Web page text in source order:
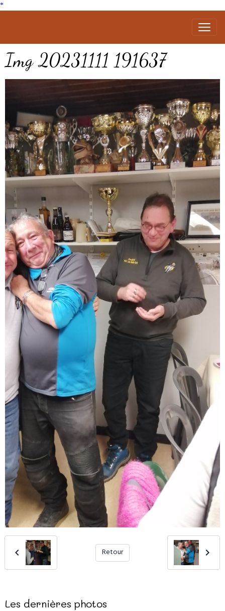
Img 20231111 191637
Retour
Les dernières photos
*